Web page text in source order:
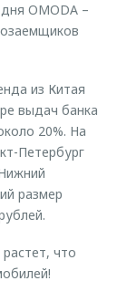
OMODA –
из Китая
выдач банка
20%. На
Петербург
размер
что